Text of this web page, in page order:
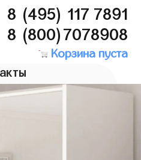
8 (495) 117 7891
8 (800)7078908
Корзина пуста